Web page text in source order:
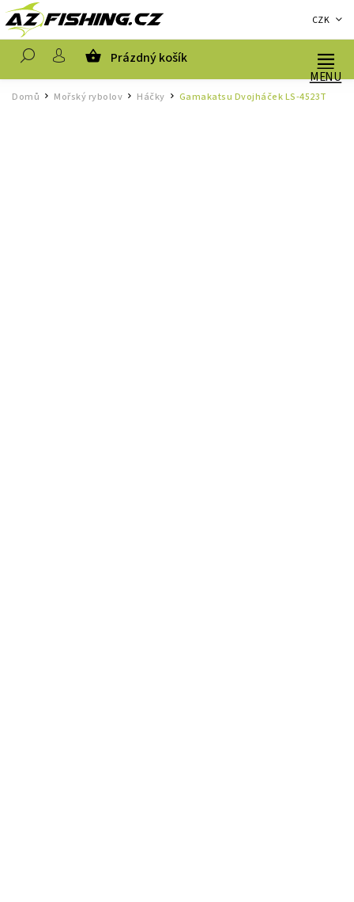
CZK
Prázdný košík
Domů / Mořský rybolov / Háčky Gamakatsu Dvojháček LS-4523T